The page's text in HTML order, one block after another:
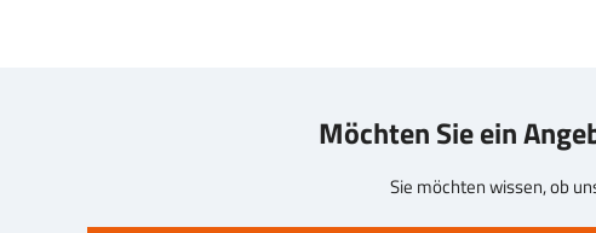
Möchten Sie ein
Sie möchten wissen, ob